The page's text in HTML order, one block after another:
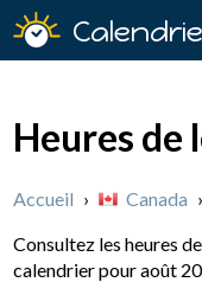
Heures de
Accueil › Canada ›
Consultez les heures
calendrier pour août